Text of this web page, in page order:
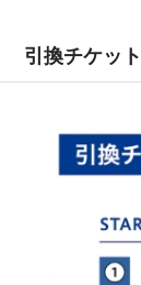
引換チケッ